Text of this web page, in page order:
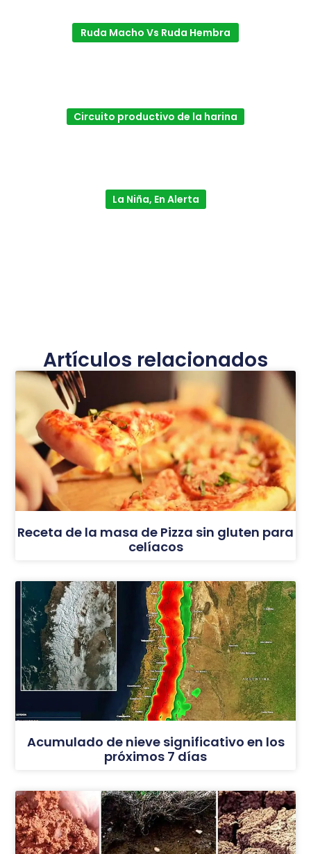
Ruda Macho Vs Ruda Hembra
Circuito productivo de la harina
La Niña, En Alerta
Artículos relacionados
Receta de la masa de Pizza sin gluten para
celíacos
Acumulado de nieve significativo en los
próximos 7 días